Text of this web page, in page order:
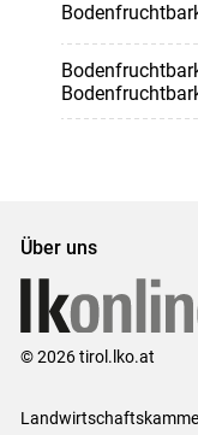
Über uns
© 2026 tirol.lko.at